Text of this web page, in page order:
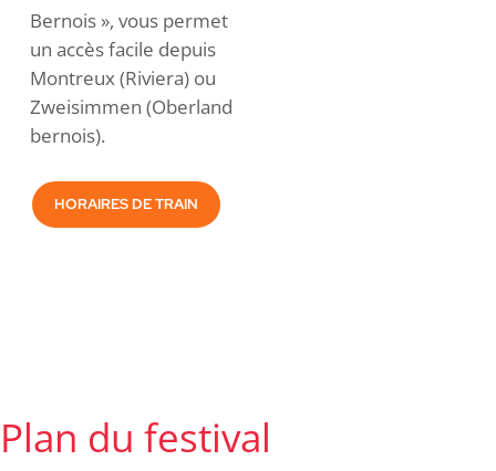
Bernois », vous permet
un accès facile depuis
Montreux (Riviera) ou
Zweisimmen (Oberland
bernois).
HORAIRES DE TRAIN
Plan du festival